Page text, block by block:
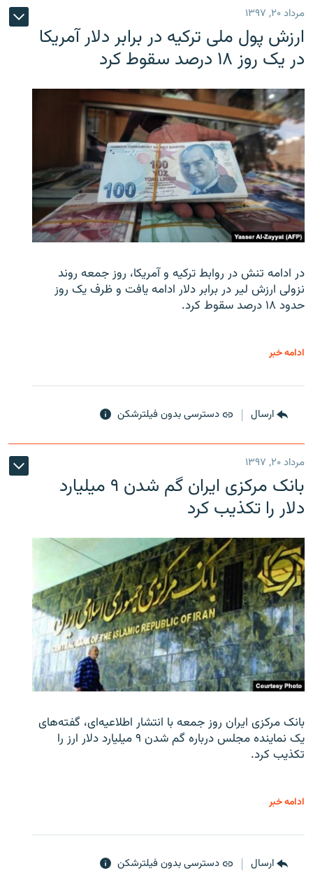
مرداد ۲۰, ۱۳۹۷
ارزش پول ملی ترکیه در برابر دلار آمریکا
در یک روز ۱۸ درصد سقوط کرد
در ادامه تنش در روابط ترکیه و آمریکا، روز جمعه روند
نزولی ارزش لیر در برابر دلار ادامه یافت و ظرف یک روز
حدود ۱۸ درصد سقوط کرد.
ادامه خبر
ارسال دسترسی بدون فیلترشکن
مرداد ۲۰, ۱۳۹۷
بانک مرکزی ایران گم شدن ۹ میلیارد
دلار را تکذیب کرد
بانک مرکزی ایران روز جمعه با انتشار اطلاعیه‌ای، گفته‌های
یک نماینده مجلس درباره گم شدن ۹ میلیارد دلار ارز را
تکذیب کرد.
ادامه خبر
ارسال دسترسی بدون فیلترشکن